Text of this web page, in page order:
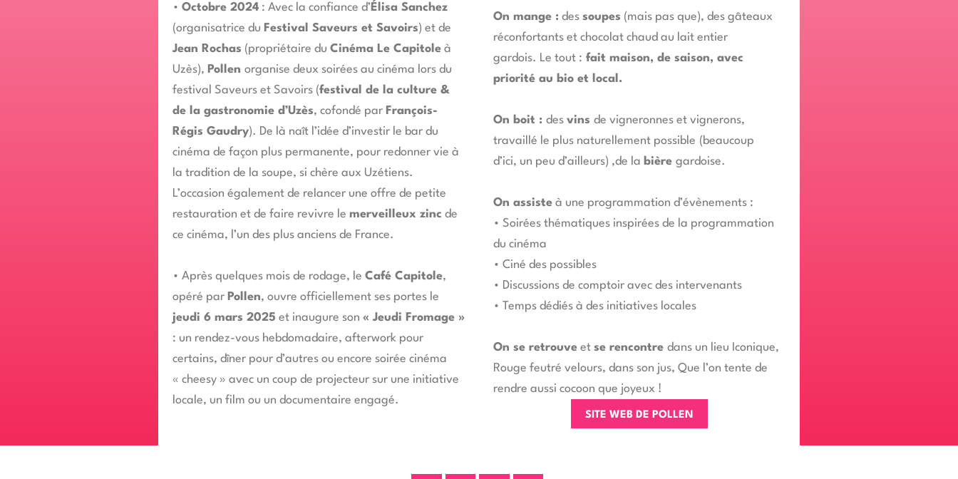
• Octobre 2024 : Avec la confiance d’ Élisa Sanchez
(organisatrice du Festival Saveurs et Savoirs) et de
Jean Rochas (propriétaire du Cinéma Le Capitole à
Uzès), Pollen organise deux soirées au cinéma lors du
festival Saveurs et Savoirs (festival de la culture &
de la gastronomie d’Uzès, cofondé par François-
Régis Gaudry). De là naît l’idée d’investir le bar du
cinéma de façon plus permanente, pour redonner vie à
la tradition de la soupe, si chère aux Uzétiens.
L’occasion également de relancer une offre de petite
restauration et de faire revivre le merveilleux zinc de
ce cinéma, l’un des plus anciens de France.
• Après quelques mois de rodage, le Café Capitole,
opéré par Pollen, ouvre officiellement ses portes le
jeudi 6 mars 2025 et inaugure son « Jeudi Fromage »
: un rendez-vous hebdomadaire, afterwork pour
certains, dîner pour d’autres ou encore soirée cinéma
« cheesy » avec un coup de projecteur sur une initiative
locale, un film ou un documentaire engagé.
On mange : des soupes (mais pas que), des gâteaux
réconfortants et chocolat chaud au lait entier
gardois. Le tout : fait maison, de saison, avec
priorité au bio et local.
On boit : des vins de vigneronnes et vignerons,
travaillé le plus naturellement possible (beaucoup
d’ici, un peu d’ailleurs) ,de la bière gardoise.
On assiste à une programmation d’évènements :
• Soirées thématiques inspirées de la programmation
du cinéma
• Ciné des possibles
• Discussions de comptoir avec des intervenants
• Temps dédiés à des initiatives locales
On se retrouve et se rencontre dans un lieu Iconique,
Rouge feutré velours, dans son jus, Que l’on tente de
rendre aussi cocoon que joyeux !
SITE WEB DE POLLEN